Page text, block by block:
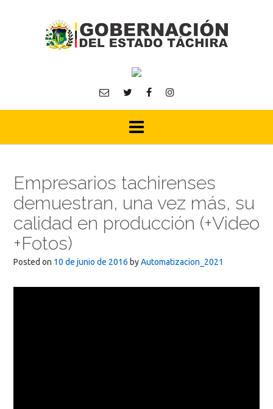
Empresarios tachirenses
demuestran, una vez más, su
calidad en producción (+Video
+Fotos)
Posted on 10 de junio de 2016 byAutomatizacion_2021